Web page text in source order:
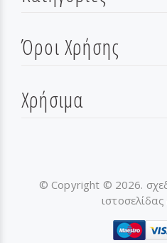
Όροι Χρήσης
Χρήσιμα
© Copyright © 2026.
ιστοσελίδας